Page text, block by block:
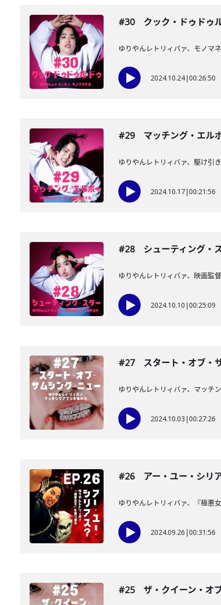
#30 クック・ドゥドゥ
ゆりやんレトリィバァ、モノマネ
2024.10.24|00:26:50
#29 マッチング・エル
ゆりやんレトリィバァ、駆け引き
2024.10.17|00:21:56
#28 シューティング・
ゆりやんレトリィバァ、映画監
2024.10.10 |00:25:09
#27 スタート・オブ・
ゆりやんレトリィバァ、マッチ
2024.10.03 |00:27:26
#26 アー・ユー・シリ
ゆりやんレトリィバァ、『極悪
2024.09.26 |00:31:56
#25 ザ・クイーン・オ